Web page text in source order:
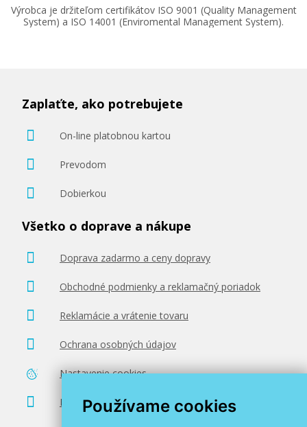
Používame cookies
Výrobca je držiteľom certifikátov ISO 9001 (Quality Management
System) a ISO 14001 (Enviromental Management System).
Zaplaťte, ako potrebujete
On-line platobnou kartou
Prevodom
Dobierkou
Všetko o doprave a nákupe
Doprava zadarmo a ceny dopravy
Obchodné podmienky a reklamačný poriadok
Reklamácie a vrátenie tovaru
Ochrana osobných údajov
Nastavenie cookies
Poradenstvo zadarmo